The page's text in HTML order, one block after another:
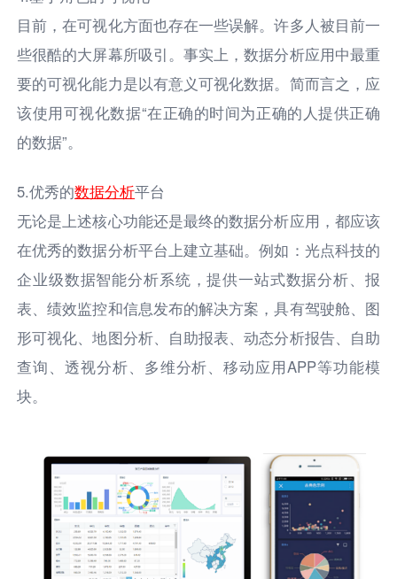
目前，在可视化方面也存在一些误解。许多人被目前一
些很酷的大屏幕所吸引。事实上，数据分析应用中最重
要的可视化能力是以有意义可视化数据。简而言之，应
该使用可视化数据“在正确的时间为正确的人提供正确
的数据”。
5.优秀的数据分析平台
无论是上述核心功能还是最终的数据分析应用，都应该
在优秀的数据分析平台上建立基础。例如：光点科技的
企业级数据智能分析系统，提供一站式数据分析、报
表、绩效监控和信息发布的解决方案，具有驾驶舱、图
形可视化、地图分析、自助报表、动态分析报告、自助
查询、透视分析、多维分析、移动应用APP等功能模
块。